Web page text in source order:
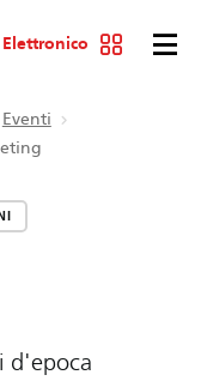
Eventi
d'epoca